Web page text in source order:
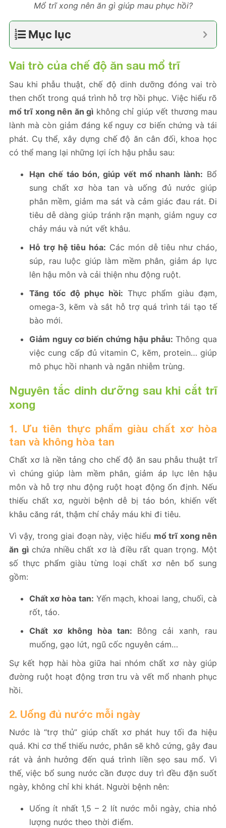
Mổ trĩ xong nên ăn gì giúp mau phục hồi?
Mục lục
Vai trò của chế độ ăn sau mổ trĩ
Sau khi phẫu thuật, chế độ dinh dưỡng đóng vai trò
then chốt trong quá trình hỗ trợ hồi phục. Việc hiểu rõ
mổ trĩ xong nên ăn gì không chỉ giúp vết thương mau
lành mà còn giảm đáng kể nguy cơ biến chứng và tái
phát. Cụ thể, xây dựng chế độ ăn cân đối, khoa học
có thể mang lại những lợi ích hậu phẫu sau:
Hạn chế táo bón, giúp vết mổ nhanh lành: Bổ
sung chất xơ hòa tan và uống đủ nước giúp
phân mềm, giảm ma sát và cảm giác đau rát. Đi
tiêu dễ dàng giúp tránh rặn mạnh, giảm nguy cơ
chảy máu và nứt vết khâu.
Hỗ trợ hệ tiêu hóa: Các món dễ tiêu như cháo,
súp, rau luộc giúp làm mềm phân, giảm áp lực
lên hậu môn và cải thiện nhu động ruột.
Tăng tốc độ phục hồi: Thực phẩm giàu đạm,
omega-3, kẽm và sắt hỗ trợ quá trình tái tạo tế
bào mới.
Giảm nguy cơ biến chứng hậu phẫu: Thông qua
việc cung cấp đủ vitamin C, kẽm, protein… giúp
mô phục hồi nhanh và ngăn nhiễm trùng.
Nguyên tắc dinh dưỡng sau khi cắt trĩ
xong
1. Ưu tiên thực phẩm giàu chất xơ hòa
tan và không hòa tan
Chất xơ là nền tảng cho chế độ ăn sau phẫu thuật trĩ
vì chúng giúp làm mềm phân, giảm áp lực lên hậu
môn và hỗ trợ nhu động ruột hoạt động ổn định. Nếu
thiếu chất xơ, người bệnh dễ bị táo bón, khiến vết
khâu căng rát, thậm chí chảy máu khi đi tiêu.
Vì vậy, trong giai đoạn này, việc hiểu mổ trĩ xong nên
ăn gìchứa nhiều chất xơ là điều rất quan trọng. Một
số thực phẩm giàu từng loại chất xơ nên bổ sung
gồm:
Chất xơ hòa tan: Yến mạch, khoai lang, chuối, cà
rốt, táo.
Chất xơ không hòa tan: Bông cải xanh, rau
muống, gạo lứt, ngũ cốc nguyên cám…
Sự kết hợp hài hòa giữa hai nhóm chất xơ này giúp
đường ruột hoạt động trơn tru và vết mổ nhanh phục
hồi.
2. Uống đủ nước mỗi ngày
Nước là “trợ thủ” giúp chất xơ phát huy tối đa hiệu
quả. Khi cơ thể thiếu nước, phân sẽ khô cứng, gây đau
rát và ảnh hưởng đến quá trình liền sẹo sau mổ. Vì
thế, việc bổ sung nước cần được duy trì đều đặn suốt
ngày, không chỉ khi khát. Người bệnh nên:
Uống ít nhất 1,5 – 2 lít nước mỗi ngày, chia nhỏ
lượng nước theo thời điểm.